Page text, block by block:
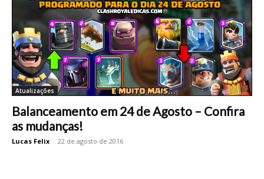
Atualizações
Balanceamento em 24 de Agosto – Confira
as mudanças!
Lucas Felix - 22 de agosto de 2016